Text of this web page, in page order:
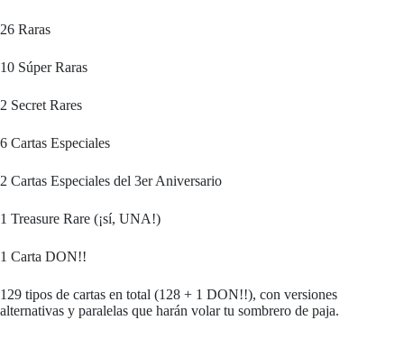
26 Raras
10 Súper Raras
2 Secret Rares
6 Cartas Especiales
2 Cartas Especiales del 3er Aniversario
1 Treasure Rare (¡sí, UNA!)
1 Carta DON!!
129 tipos de cartas en total (128 + 1 DON!!), con versiones
alternativas y paralelas que harán volar tu sombrero de paja.